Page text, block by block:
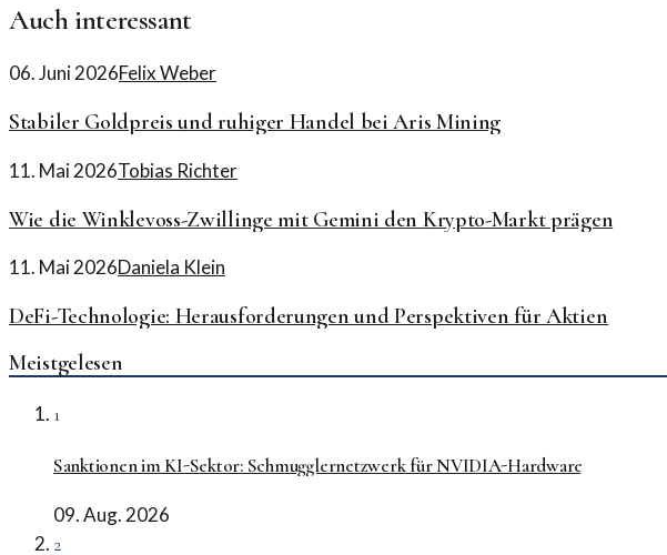
Auch interessant
06. Juni 2026Felix Weber
Stabiler Goldpreis und ruhiger Handel bei Aris Mining
11. Mai 2026Tobias Richter
Wie die Winklevoss-Zwillinge mit Gemini den Krypto-Markt prägen
11. Mai 2026Daniela Klein
DeFi-Technologie: Herausforderungen und Perspektiven für Aktien
Meistgelesen
1
Sanktionen im KI-Sektor: Schmugglernetzwerk für NVIDIA-Hardware
09. Aug. 2026
2